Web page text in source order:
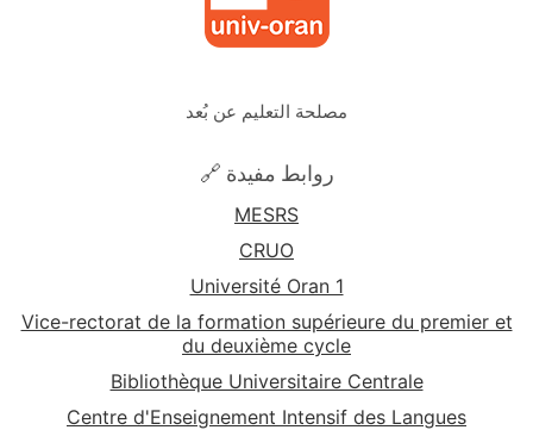
مصلحة التعليم عن بُعد
🔗 روابط مفيدة
MESRS
CRUO
Université Oran 1
Vice-rectorat de la formation supérieure du premier et
du deuxième cycle
Bibliothèque Universitaire Centrale
Centre d'Enseignement Intensif des Langues